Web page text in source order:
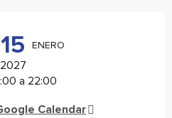
15 ENERO
2027
a 22:00
Calendar